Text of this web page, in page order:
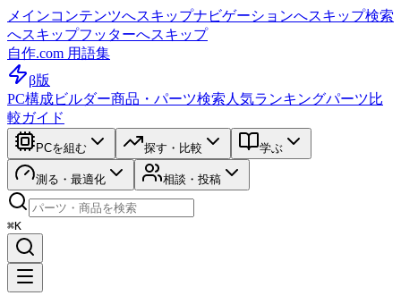
メインコンテンツへスキップナビゲーションへスキップ検索
へスキップフッターへスキップ
自作.com 用語集
β版
PC構成ビルダー商品・パーツ検索 人気ランキングパーツ比
較ガイド
PCを組む 探す・比較 学ぶ
測る・最適化 相談・投稿
⌘K